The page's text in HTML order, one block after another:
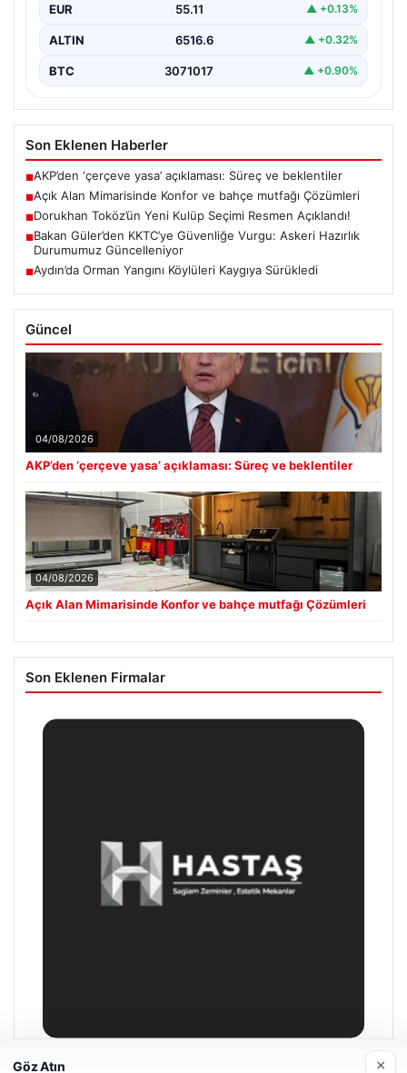
EUR 55.11 ▲ +0.13%
ALTIN 6516.6 ▲ +0.32%
BTC 3071017 ▲ +0.90%
Son Eklenen Haberler
■AKP’den ‘çerçeve yasa’ açıklaması: Süreç ve beklentiler
■Açık Alan Mimarisinde Konfor ve bahçe mutfağı Çözümleri
■Dorukhan Toköz’ün Yeni Kulüp Seçimi Resmen Açıklandı!
■Bakan Güler’den KKTC’ye Güvenliğe Vurgu: Askeri Hazırlık
Durumumuz Güncelleniyor
■Aydın’da Orman Yangını Köylüleri Kaygıya Sürükledi
Güncel
04/08/2026
AKP’den ‘çerçeve yasa’ açıklaması: Süreç ve beklentiler
04/08/2026
Açık Alan Mimarisinde Konfor ve bahçe mutfağı Çözümleri
Son Eklenen Firmalar
Göz Atın ×